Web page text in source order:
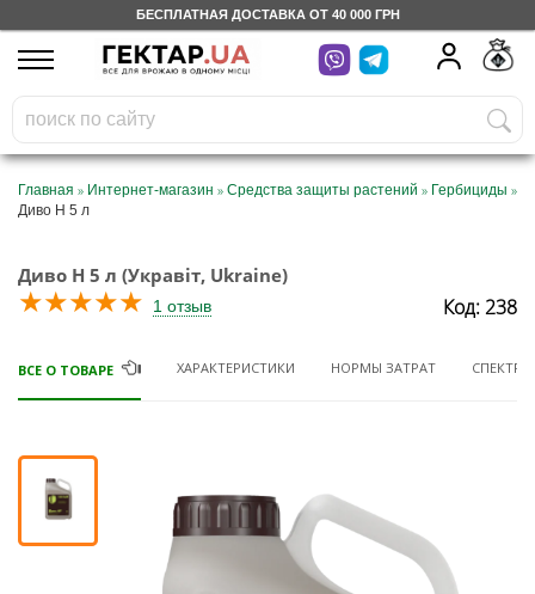
БЕСПЛАТНАЯ ДОСТАВКА ОТ 40 000 ГРН
UA
На вашем
бонусном счете
грн
Бесплатно по Украине
Категории
Дневник
Отзывы
Главная » Интернет-магазин » Средства защиты растений » Гербициды »
Диво Н 5 л
Диво Н 5 л (Укравіт, Ukraine)
★★★★★ 1 отзыв Код: 238
ВСЕ О ТОВАРЕ ХАРАКТЕРИСТИКИ НОРМЫ ЗАТРАТ СПЕКТР